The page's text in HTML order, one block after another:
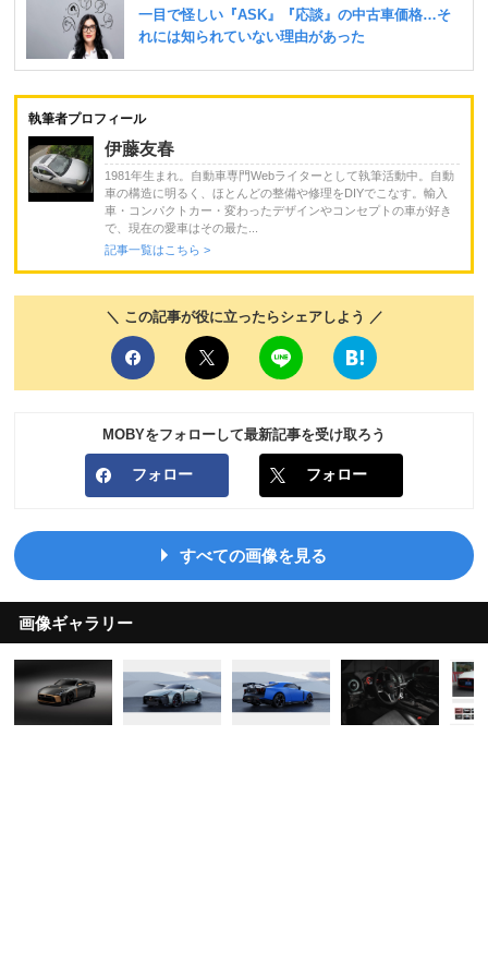
執筆者プロフィール
伊藤友春
1981年生まれ。自動車専門Webライターとして執筆活動中。自動
車の構造に明るく、ほとんどの整備や修理をDIYでこなす。輸入
車・コンパクトカー・変わったデザインやコンセプトの車が好き
で、現在の愛車はその最た...
記事一覧はこちら >
＼ この記事が役に立ったらシェアしよう ／
MOBYをフォローして最新記事を受け取ろう
フォロー フォロー
すべての画像を見る
画像ギャラリー